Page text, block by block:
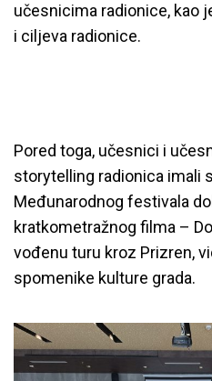
učesnicima radionice, kao
i ciljeva radionice.
Pored toga, učesnici i
storytelling radionica imali
Međunarodnog festivala
kratkometražnog filma –
vođenu turu kroz Prizren,
spomenike kulture grada.